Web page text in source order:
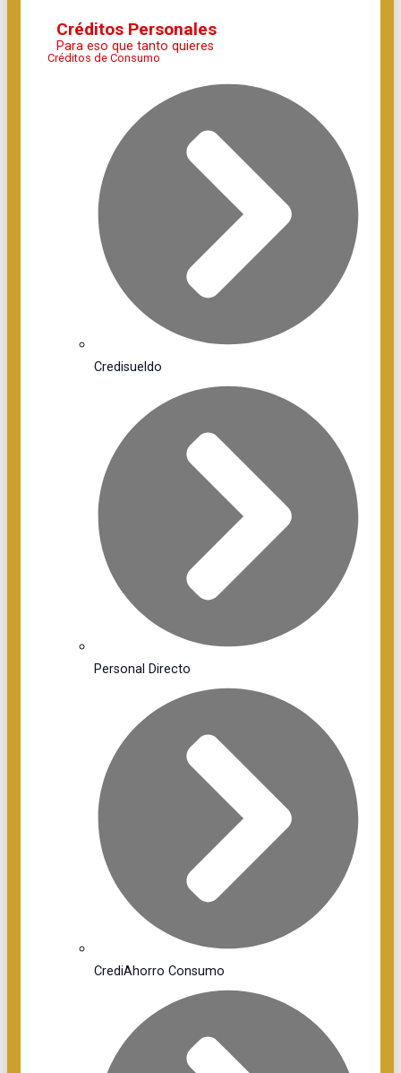
Créditos Personales
Para eso que tanto quieres
Créditos de Consumo
Credisueldo
Personal Directo
CrediAhorro Consumo